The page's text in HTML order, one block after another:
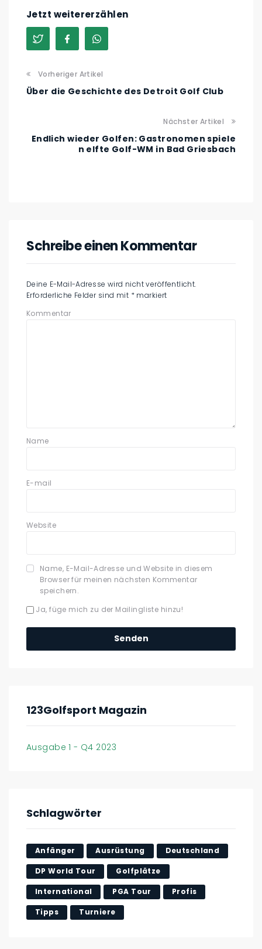
Jetzt weitererzählen
Vorheriger Artikel
Über die Geschichte des Detroit Golf Club
Nächster Artikel
Endlich wieder Golfen: Gastronomen spiele
n elfte Golf-WM in Bad Griesbach
Schreibe einen Kommentar
Deine E-Mail-Adresse wird nicht veröffentlicht.
Erforderliche Felder sind mit * markiert
Kommentar
Name
E-mail
Website
Name, E-Mail-Adresse und Website in diesem
Browser für meinen nächsten Kommentar
speichern.
Ja, füge mich zu der Mailingliste hinzu!
123Golfsport Magazin
Ausgabe 1 - Q4 2023
Schlagwörter
Anfänger Ausrüstung Deutschland
DP World Tour Golfplätze
International PGA Tour Profis
Tipps Turniere